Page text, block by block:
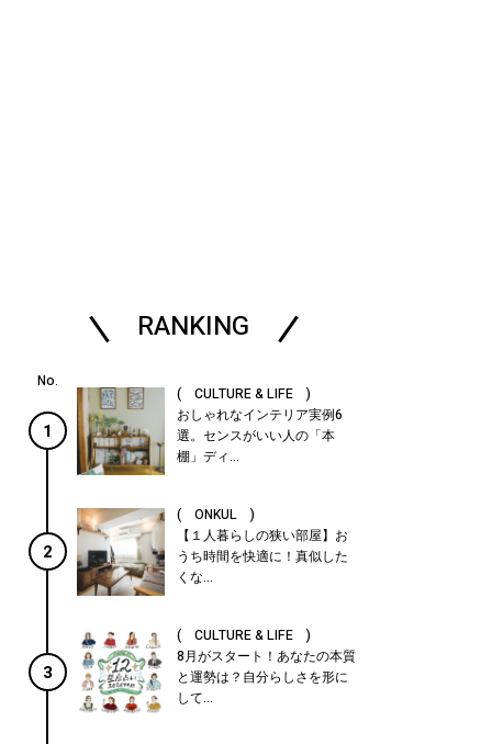
RANKING
1
( CULTURE & LIFE )
おしゃれなインテリア実例6
選。センスがいい人の「本
棚」ディ...
2
( ONKUL )
【１人暮らしの狭い部屋】お
うち時間を快適に！真似した
くな...
3
( CULTURE & LIFE )
8月がスタート！あなたの本質
と運勢は？自分らしさを形に
して...